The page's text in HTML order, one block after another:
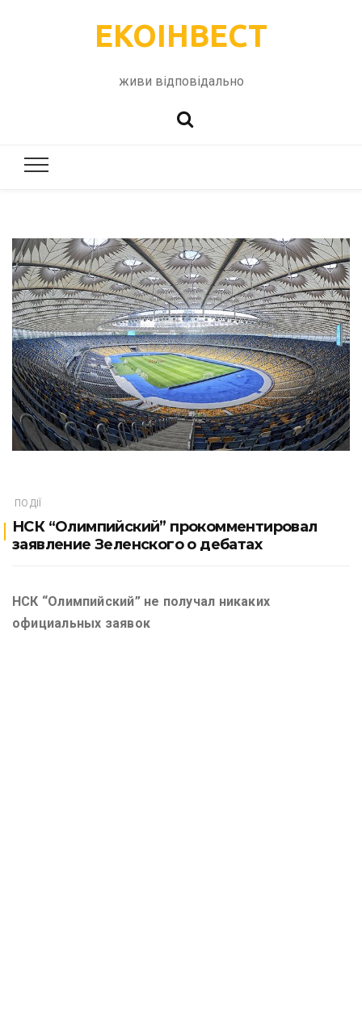
ЕКОІНВЕСТ
живи відповідально
ПОДІЇ
НСК “Олимпийский” прокомментировал
заявление Зеленского о дебатах
НСК “Олимпийский” не получал никаких
официальных заявок